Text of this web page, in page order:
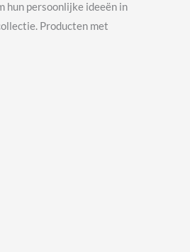
hun persoonlijke ideeën in
Producten met